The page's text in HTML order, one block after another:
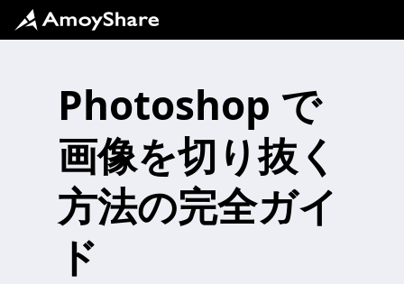
Photoshop で
画像を切り抜く
方法の完全ガイ
ド